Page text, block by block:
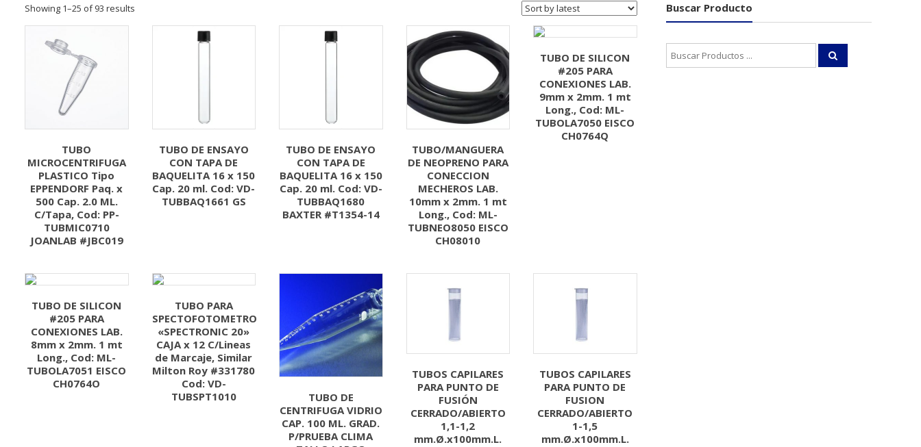
Showing 1–25 of 93 results
TUBO
MICROCENTRIFUGA
PLASTICO Tipo
EPPENDORF Paq. x
500 Cap. 2.0 ML.
C/Tapa, Cod: PP-
TUBMIC0710
JOANLAB #JBC019
TUBO DE ENSAYO
CON TAPA DE
BAQUELITA 16 x 150
Cap. 20 ml. Cod: VD-
TUBBAQ1661 GS
TUBO DE ENSAYO
CON TAPA DE
BAQUELITA 16 x 150
Cap. 20 ml. Cod: VD-
TUBBAQ1680
BAXTER #T1354-14
TUBO/MANGUERA
DE NEOPRENO PARA
CONECCION
MECHEROS LAB.
10mm x 2mm. 1 mt
Long., Cod: ML-
TUBNEO8050 EISCO
CH08010
TUBO DE SILICON
#205 PARA
CONEXIONES LAB.
9mm x 2mm. 1 mt
Long., Cod: ML-
TUBOLA7050 EISCO
CH0764Q
TUBO DE SILICON
#205 PARA
CONEXIONES LAB.
8mm x 2mm. 1 mt
Long., Cod: ML-
TUBOLA7051 EISCO
CH0764O
TUBO PARA
SPECTOFOTOMETRO
«SPECTRONIC 20»
CAJA x 12 C/Lineas
de Marcaje, Similar
Milton Roy #331780
Cod: VD-
TUBSPT1010
TUBO DE
CENTRIFUGA VIDRIO
CAP. 100 ML. GRAD.
P/PRUEBA CLIMA
TUBOS CAPILARES
PARA PUNTO DE
FUSIÓN
CERRADO/ABIERTO
1,1-1,2
mm.Ø.x100mm.L.
TUBOS CAPILARES
PARA PUNTO DE
FUSION
CERRADO/ABIERTO
1-1,5
mm.Ø.x100mm.L.
Buscar Producto
Buscar: